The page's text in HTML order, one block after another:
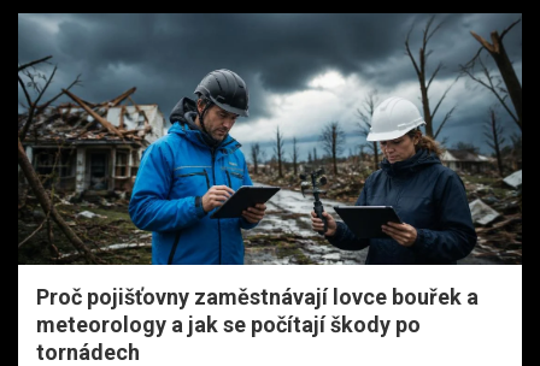
Proč pojišťovny zaměstnávají lovce bouřek a
meteorology a jak se počítají škody po
tornádech